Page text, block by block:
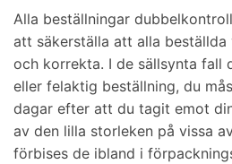
Alla beställningar
att säkerställa att alla
och korrekta. I de sällsynta fall
eller felaktig beställning, du
dagar efter att du tagit emot
av den lilla storleken på vissa
förbises de ibland i